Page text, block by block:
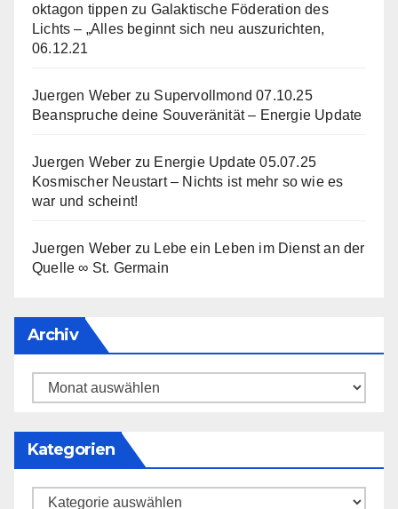
oktagon tippen zu Galaktische Föderation des
Lichts – „Alles beginnt sich neu auszurichten,
06.12.21
Juergen Weber zu Supervollmond 07.10.25
Beanspruche deine Souveränität – Energie Update
Juergen Weber zu Energie Update 05.07.25
Kosmischer Neustart – Nichts ist mehr so wie es
war und scheint!
Juergen Weber zu Lebe ein Leben im Dienst an der
Quelle ∞ St. Germain
Archiv
Archiv
Kategorien
Kategorien